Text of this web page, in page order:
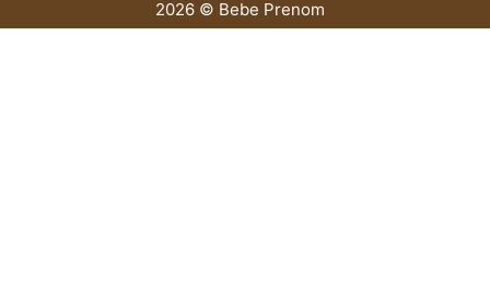
2026 © Bebe Prenom